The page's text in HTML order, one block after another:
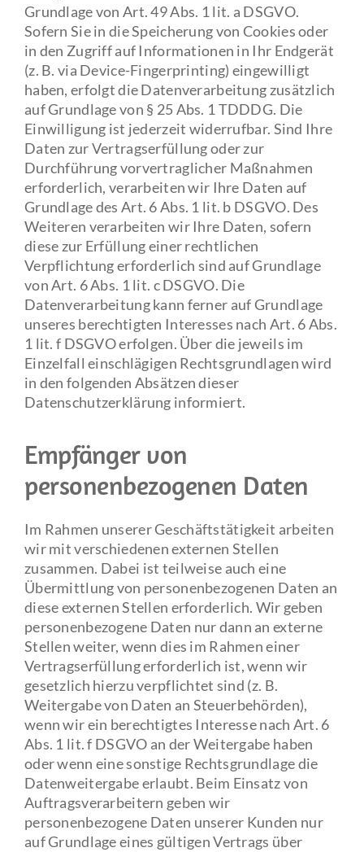
Grundlage von Art. 49 Abs. 1 lit. a DSGVO.
Sofern Sie in die Speicherung von Cookies oder
in den Zugriff auf Informationen in Ihr Endgerät
(z. B. via Device-Fingerprinting) eingewilligt
haben, erfolgt die Datenverarbeitung zusätzlich
auf Grundlage von § 25 Abs. 1 TDDDG. Die
Einwilligung ist jederzeit widerrufbar. Sind Ihre
Daten zur Vertragserfüllung oder zur
Durchführung vorvertraglicher Maßnahmen
erforderlich, verarbeiten wir Ihre Daten auf
Grundlage des Art. 6 Abs. 1 lit. b DSGVO. Des
Weiteren verarbeiten wir Ihre Daten, sofern
diese zur Erfüllung einer rechtlichen
Verpflichtung erforderlich sind auf Grundlage
von Art. 6 Abs. 1 lit. c DSGVO. Die
Datenverarbeitung kann ferner auf Grundlage
unseres berechtigten Interesses nach Art. 6 Abs.
1 lit. f DSGVO erfolgen. Über die jeweils im
Einzelfall einschlägigen Rechtsgrundlagen wird
in den folgenden Absätzen dieser
Datenschutzerklärung informiert.
Empfänger von
personenbezogenen Daten
Im Rahmen unserer Geschäftstätigkeit arbeiten
wir mit verschiedenen externen Stellen
zusammen. Dabei ist teilweise auch eine
Übermittlung von personenbezogenen Daten an
diese externen Stellen erforderlich. Wir geben
personenbezogene Daten nur dann an externe
Stellen weiter, wenn dies im Rahmen einer
Vertragserfüllung erforderlich ist, wenn wir
gesetzlich hierzu verpflichtet sind (z. B.
Weitergabe von Daten an Steuerbehörden),
wenn wir ein berechtigtes Interesse nach Art. 6
Abs. 1 lit. f DSGVO an der Weitergabe haben
oder wenn eine sonstige Rechtsgrundlage die
Datenweitergabe erlaubt. Beim Einsatz von
Auftragsverarbeitern geben wir
personenbezogene Daten unserer Kunden nur
auf Grundlage eines gültigen Vertrags über